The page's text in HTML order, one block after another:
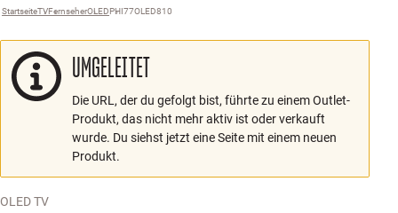
Zum Inhalt wechseln
Kopfhörer
Surround
Startseite ›
TV ›
Fernseher ›
OLED ›
PHI77OLED810
UMGELEITET
Die URL, der du gefolgt bist, führte zu einem Outlet-
Produkt, das nicht mehr aktiv ist oder verkauft
wurde. Du siehst jetzt eine Seite mit einem neuen
Produkt.
OLED TV